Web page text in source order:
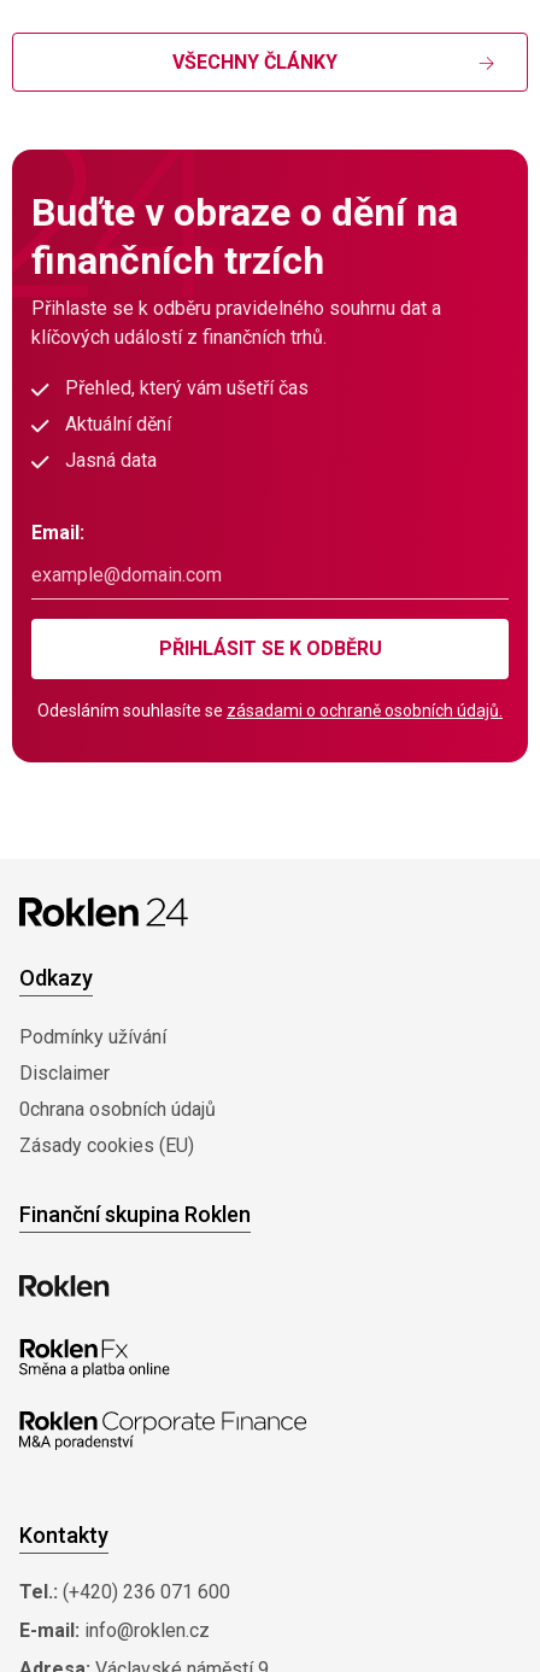
VŠECHNY ČLÁNKY
Buďte v obraze o dění na
finančních trzích
Přihlaste se k odběru pravidelného souhrnu dat a
klíčových událostí z finančních trhů.
Přehled, který vám ušetří čas
Aktuální dění
Jasná data
Email:
PŘIHLÁSIT SE K ODBĚRU
Odesláním souhlasíte se zásadami o ochraně osobních údajů.
Odkazy
Podmínky užívání
Disclaimer
0chrana osobních údajů
Zásady cookies (EU)
Finanční skupina Roklen
Kontakty
Tel.: (+420) 236 071 600
E-mail: info@roklen.cz